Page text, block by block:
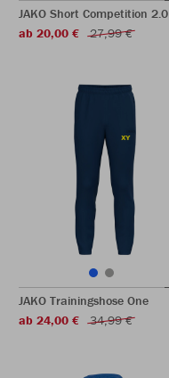
JAKO Short Competition 2.0
ab 20,00 €
27,99 €
JAKO Trainingshose One
ab 24,00 €
34,99 €